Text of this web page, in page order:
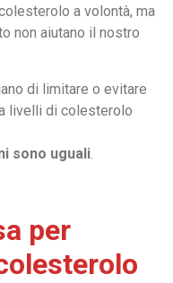
a volontà, ma
non aiutano il nostro
di limitare o evitare
livelli di colesterolo
sono uguali
per